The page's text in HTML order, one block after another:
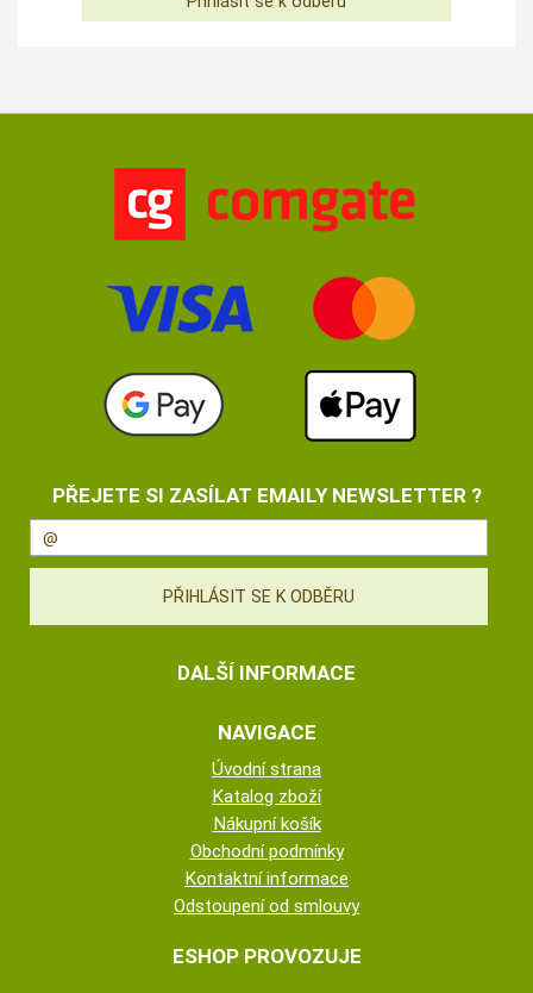
PŘEJETE SI ZASÍLAT EMAILY NEWSLETTER ?
DALŠÍ INFORMACE
NAVIGACE
Úvodní strana
Katalog zboží
Nákupní košík
Obchodní podmínky
Kontaktní informace
Odstoupení od smlouvy
ESHOP PROVOZUJE